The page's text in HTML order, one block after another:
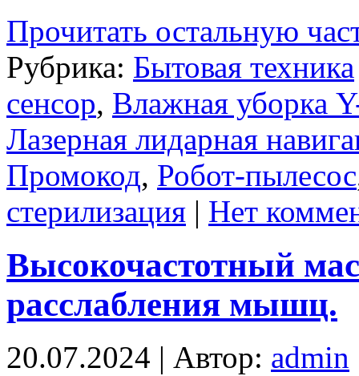
Прочитать остальную
Рубрика: Бытовая техника
сенсор, Влажная уборка
Лазерная лидарная
Промокод, Робот-пылесос
стерилизация | Нет
Высокочастотный
расслабления мышц.
20.07.2024 | Автор: admin